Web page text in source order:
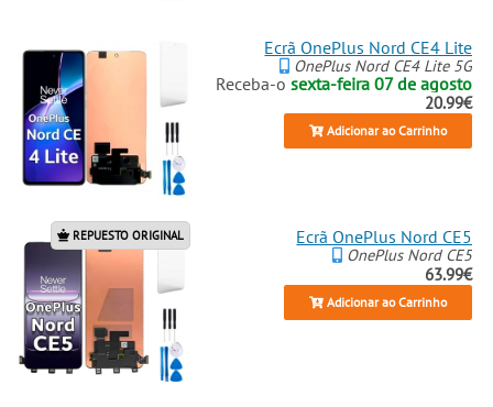
Ecrã OnePlus Nord CE4 Lite
OnePlus Nord CE4 Lite 5G
Receba-osexta-feira 07 de agosto
20.99€
Adicionar ao Carrinho
REPUESTO ORIGINAL Ecrã OnePlus Nord CE5
OnePlus Nord CE5
63.99€
Adicionar ao Carrinho